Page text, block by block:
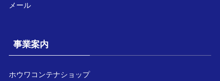
メール
事業案内
ホウワコンテナショップ